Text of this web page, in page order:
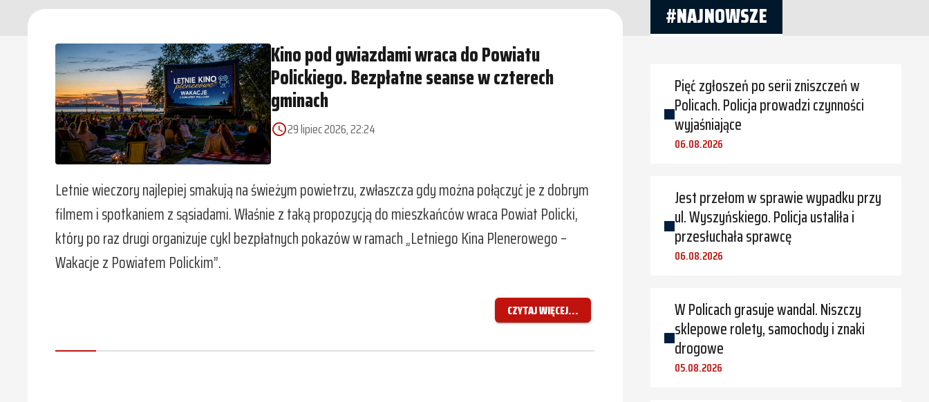
Kino pod gwiazdami wraca do Powiatu
Polickiego. Bezpłatne seanse w czterech
gminach
access_time29 lipiec 2026, 22:24
Letnie wieczory najlepiej smakują na świeżym powietrzu, zwłaszcza gdy można połączyć je z dobrym
filmem i spotkaniem z sąsiadami. Właśnie z taką propozycją do mieszkańców wraca Powiat Policki,
który po raz drugi organizuje cykl bezpłatnych pokazów w ramach „Letniego Kina Plenerowego –
Wakacje z Powiatem Polickim”.
CZYTAJ WIĘCEJ...
#NAJNOWSZE
Pięć zgłoszeń po serii zniszczeń w
Policach. Policja prowadzi czynności
wyjaśniające
06.08.2026
Jest przełom w sprawie wypadku przy
ul. Wyszyńskiego. Policja ustaliła i
przesłuchała sprawcę
06.08.2026
W Policach grasuje wandal. Niszczy
sklepowe rolety, samochody i znaki
drogowe
05.08.2026